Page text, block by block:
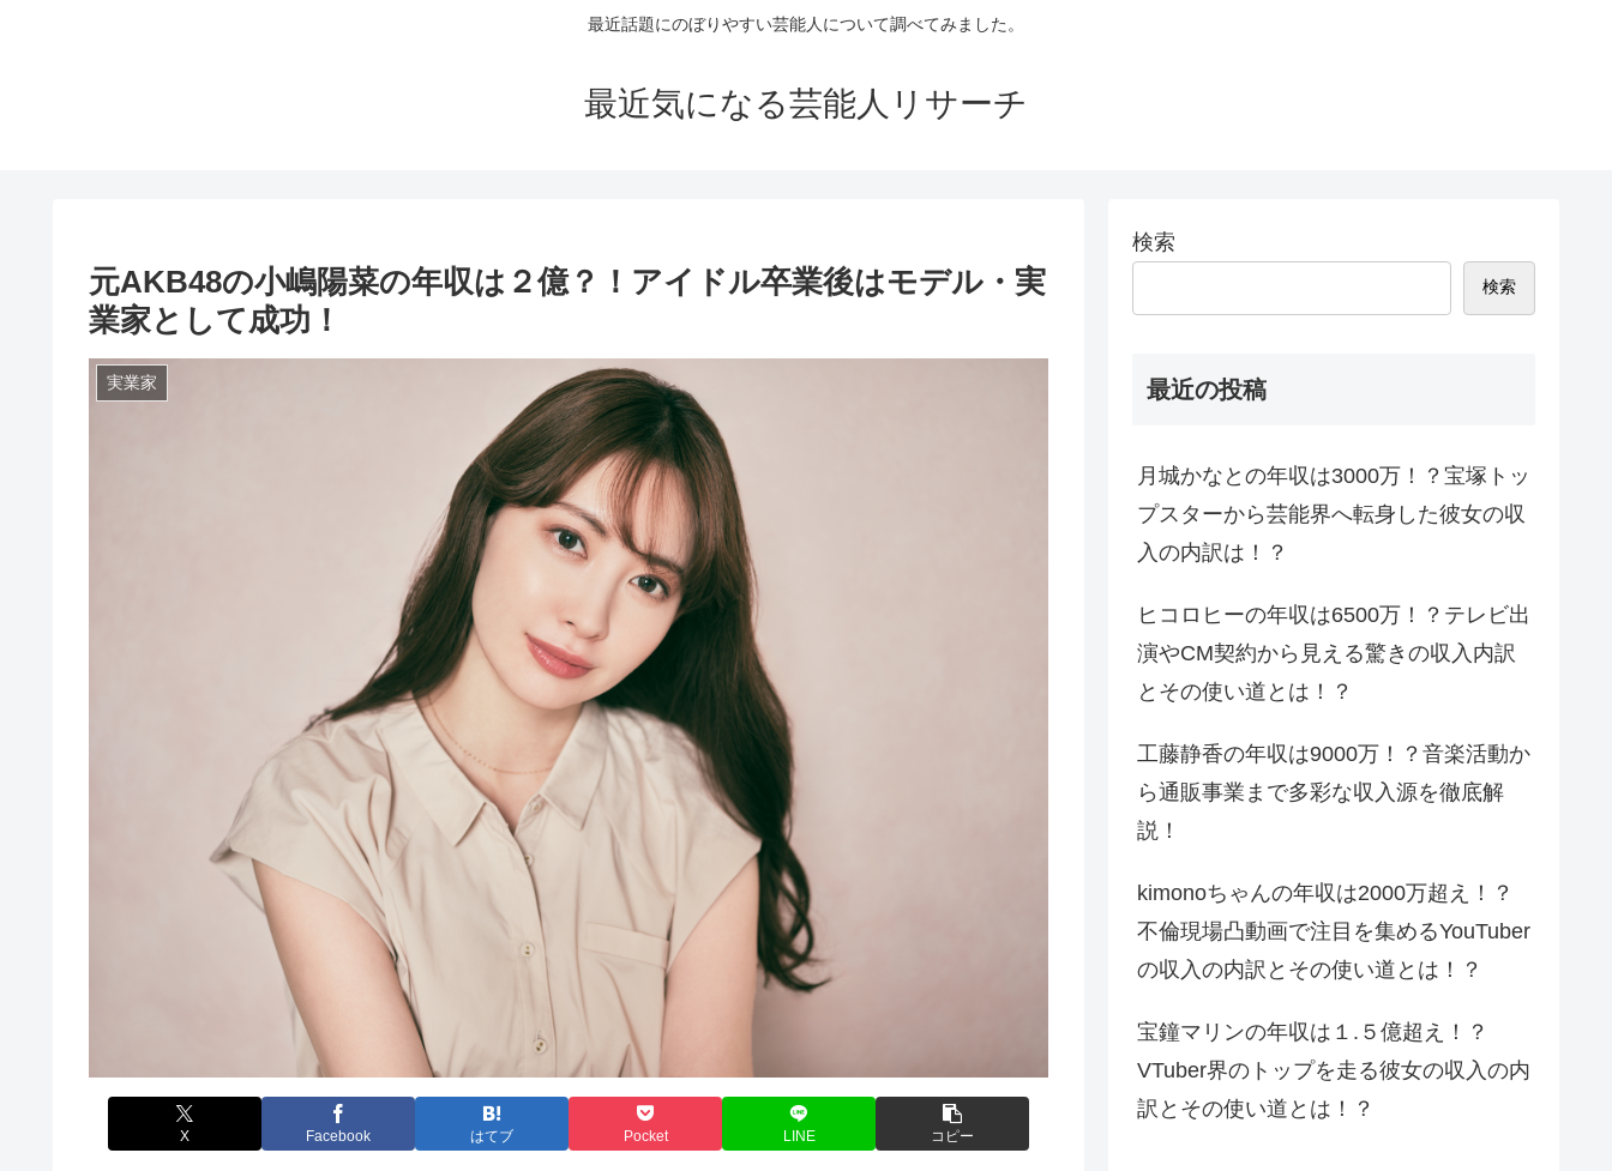
最近話題にのぼりやすい芸能人について調べてみました。
最近気になる芸能人リサーチ
元AKB48の小嶋陽菜の年収は２億？！アイドル卒業後はモデル・実
業家として成功！
実業家
X Facebook はてブ Pocket LINE コピー
検索
検索
最近の投稿
月城かなとの年収は3000万！？宝塚トッ
プスターから芸能界へ転身した彼女の収
入の内訳は！？
ヒコロヒーの年収は6500万！？テレビ出
演やCM契約から見える驚きの収入内訳
とその使い道とは！？
工藤静香の年収は9000万！？音楽活動か
ら通販事業まで多彩な収入源を徹底解
説！
kimonoちゃんの年収は2000万超え！？
不倫現場凸動画で注目を集めるYouTuber
の収入の内訳とその使い道とは！？
宝鐘マリンの年収は１.５億超え！？
VTuber界のトップを走る彼女の収入の内
訳とその使い道とは！？